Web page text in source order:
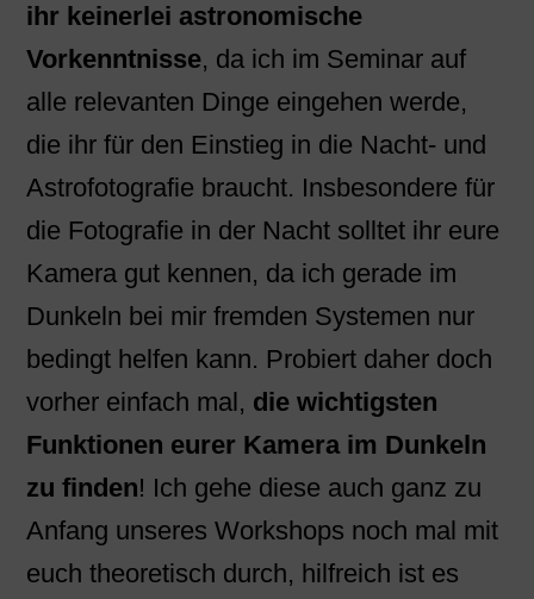
ihr keinerlei astronomische
Vorkenntnisse, da ich im Seminar auf
alle relevanten Dinge eingehen werde,
die ihr für den Einstieg in die Nacht- und
Astrofotografie braucht. Insbesondere für
die Fotografie in der Nacht solltet ihr eure
Kamera gut kennen, da ich gerade im
Dunkeln bei mir fremden Systemen nur
bedingt helfen kann. Probiert daher doch
vorher einfach mal, die wichtigsten
Funktionen eurer Kamera im Dunkeln
zu finden! Ich gehe diese auch ganz zu
Anfang unseres Workshops noch mal mit
euch theoretisch durch, hilfreich ist es